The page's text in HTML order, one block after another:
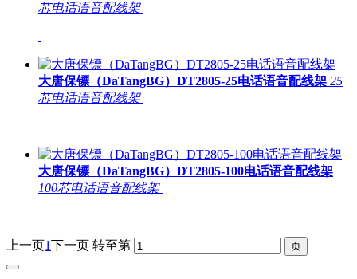
芯电话语音配线架
大唐保镖（DaTangBG）DT2805-25电话语音配线架 25
芯电话语音配线架
大唐保镖（DaTangBG）DT2805-100电话语音配线架
100芯电话语音配线架
上一页1下一页 转至第